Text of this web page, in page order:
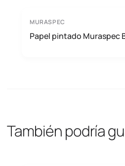
MURASPEC
Papel pintado Muraspec
También podría